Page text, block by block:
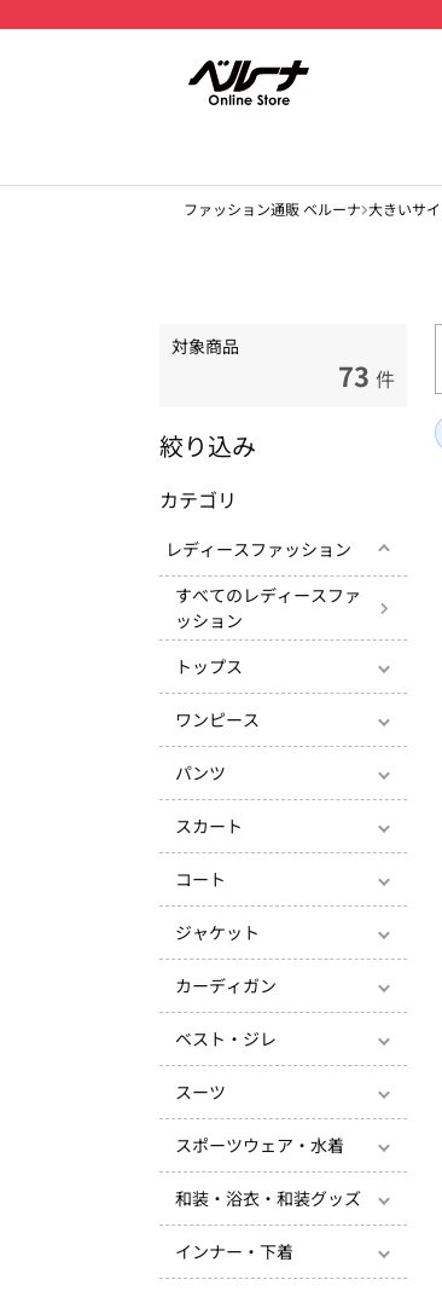
ファッション通販 ベルーナ 大きいサ
対象商品
73 件
絞り込み
カテゴリ
レディースファッション
すべてのレディースファ
ッション
トップス
ワンピース
パンツ
スカート
コート
ジャケット
カーディガン
ベスト・ジレ
スーツ
スポーツウェア・水着
和装・浴衣・和装グッズ
インナー・下着